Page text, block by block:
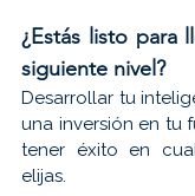
¿Estás listo para
siguiente nivel?
Desarrollar tu
una inversión en tu
tener éxito en
elijas.